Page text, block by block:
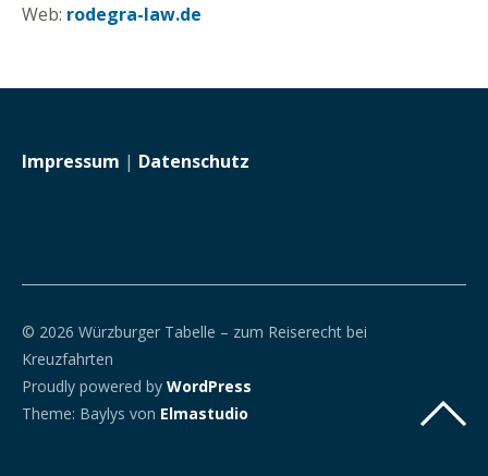
Web: rodegra-law.de
Impressum | Datenschutz
© 2026 Würzburger Tabelle – zum Reiserecht bei
Kreuzfahrten
Proudly powered by WordPress
Theme: Baylys von Elmastudio